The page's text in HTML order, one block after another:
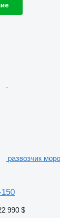
развозчик
990 $